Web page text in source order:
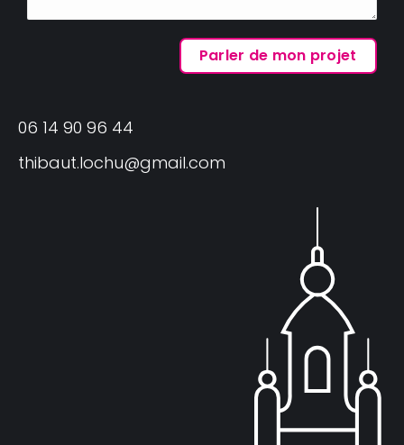
06 14 90 96 44
thibaut.lochu@gmail.com